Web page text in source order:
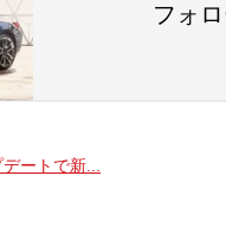
8シリーズは、BMWの
さらにプレゼンスを高
パフォーマンスと
フォ
ートで新...